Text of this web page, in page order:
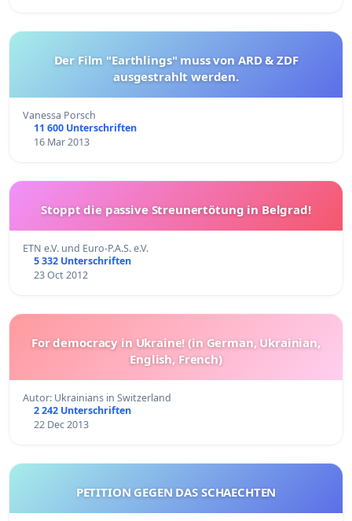
Der Film "Earthlings" muss von ARD & ZDF
ausgestrahlt werden.
Vanessa Porsch
11 600 Unterschriften
16 Mar 2013
Stoppt die passive Streunertötung in Belgrad!
ETN e.V. und Euro-P.A.S. e.V.
5 332 Unterschriften
23 Oct 2012
For democracy in Ukraine! (in German, Ukrainian,
English, French)
Autor: Ukrainians in Switzerland
2 242 Unterschriften
22 Dec 2013
PETITION GEGEN DAS SCHAECHTEN